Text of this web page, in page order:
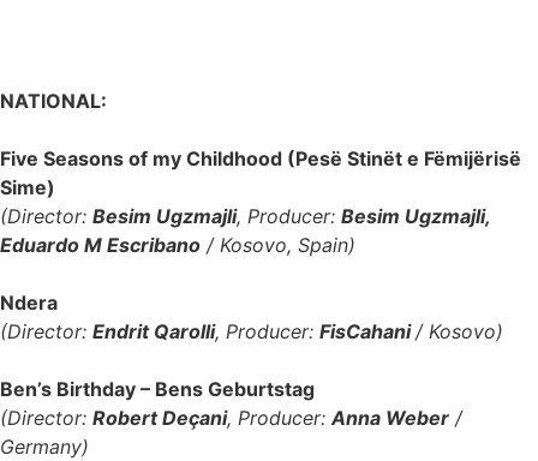
NATIONAL:
Five Seasons of my Childhood (Pesë Stinët e Fëmijërisë
Sime)
(Director: Besim Ugzmajli, Producer: Besim Ugzmajli,
Eduardo M Escribano / Kosovo, Spain)
Ndera
(Director: Endrit Qarolli, Producer: FisCahani/ Kosovo)
Ben’s Birthday – Bens Geburtstag
(Director: Robert Deçani, Producer:Anna Weber /
Germany)